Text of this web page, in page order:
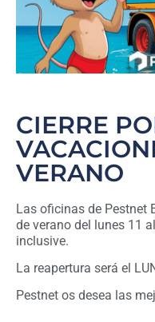
CIERRE
VERANO
Las oficinas de Pestnet
de verano del lunes 11
inclusive.
La reapertura será el
Pestnet os desea las